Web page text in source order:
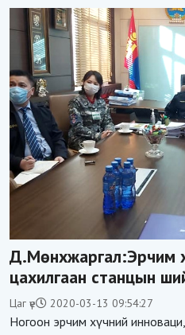
Д.Мөнхжаргал:Эрчим
цахилгаан станцын
байна
Цаг үе 2020-03-13 09:54:27
Ногоон эрчим хүчний